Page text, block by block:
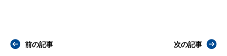
前の記事 次の記事